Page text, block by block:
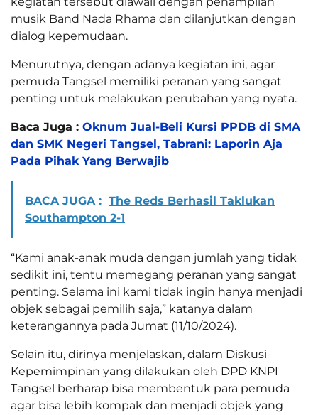
musik Band Nada Rhama dan dilanjutkan dengan
dialog kepemudaan.
Menurutnya, dengan adanya kegiatan ini, agar
pemuda Tangsel memiliki peranan yang sangat
penting untuk melakukan perubahan yang nyata.
Baca Juga : Oknum Jual-Beli Kursi PPDB di SMA
dan SMK Negeri Tangsel, Tabrani: Laporin Aja
Pada Pihak Yang Berwajib
BACA JUGA : The Reds Berhasil Taklukan
Southampton 2-1
“Kami anak-anak muda dengan jumlah yang tidak
sedikit ini, tentu memegang peranan yang sangat
penting. Selama ini kami tidak ingin hanya menjadi
objek sebagai pemilih saja,” katanya dalam
keterangannya pada Jumat (11/10/2024).
Selain itu, dirinya menjelaskan, dalam Diskusi
Kepemimpinan yang dilakukan oleh DPD KNPI
Tangsel berharap bisa membentuk para pemuda
agar bisa lebih kompak dan menjadi objek yang